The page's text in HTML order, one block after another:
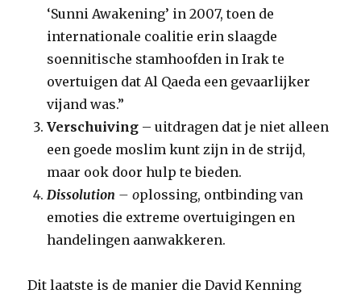
‘Sunni Awakening’ in 2007, toen de
internationale coalitie erin slaagde
soennitische stamhoofden in Irak te
overtuigen dat Al Qaeda een gevaarlijker
vijand was.”
Verschuiving – uitdragen dat je niet alleen
een goede moslim kunt zijn in de strijd,
maar ook door hulp te bieden.
Dissolution – oplossing, ontbinding van
emoties die extreme overtuigingen en
handelingen aanwakkeren.
Dit laatste is de manier die David Kenning